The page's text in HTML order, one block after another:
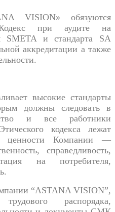
VISION» обязуются
при аудите на
SMETA и стандарта SA
аккредитации а также
высокие стандарты
должны следовать в
и все работники
кодекса лежат
ценности Компании —
справедливость,
на потребителя,
“ASTANA VISION”,
распорядка,